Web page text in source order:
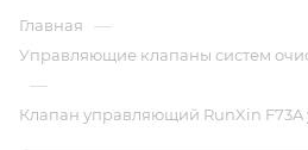
Главная —
Управляющие клапаны систем
—
Клапан управляющий RunXin F73A